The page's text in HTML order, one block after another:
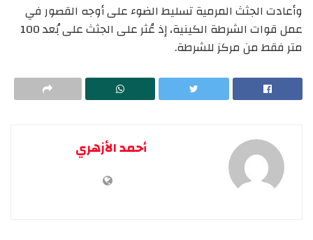
وأعادت الجثث المرمية تسليط الضوء على أوجه القصور في
عمل قوات الشرطة الكينية، إذ عُثر على الجثث على بُعد 100
متر فقط من مركز للشرطة.
أحمد الأزهري